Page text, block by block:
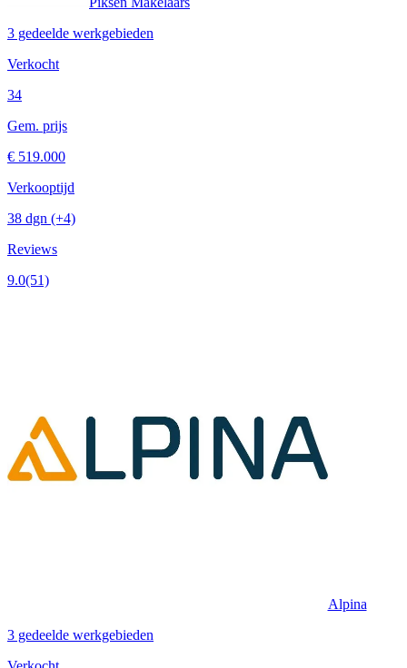
3 gedeelde werkgebieden
Verkocht
34
Gem. prijs
€ 519.000
Verkooptijd
38 dgn (+4)
Reviews
9.0(51)
Alpina
3 gedeelde werkgebieden